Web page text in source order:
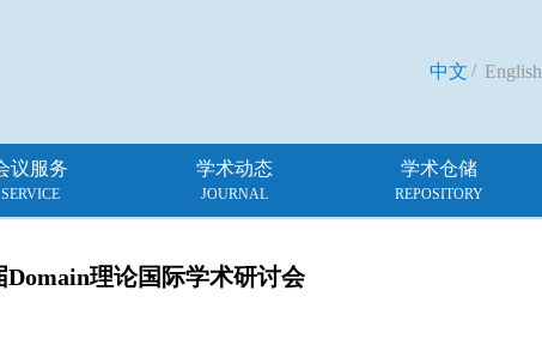
中文 / English
议服务
SERVICE
学术动态
JOURNAL
学术仓储
REPOSITORY
Domain理论国际学术研讨会